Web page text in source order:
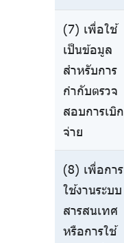
(7) เพื่อใช้
เป็นข้อมูล
สำหรับการ
กำกับตรวจ
สอบการเบิก
จ่าย
(8) เพื่อการ
ใช้งานระบบ
สารสนเทศ
หรือการใช้